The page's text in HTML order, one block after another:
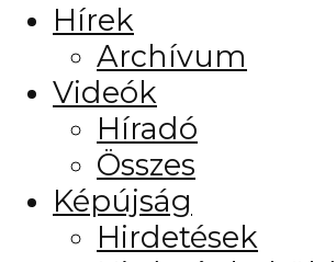
Hírek
Archívum
Videók
Híradó
Összes
Képújság
Hirdetések